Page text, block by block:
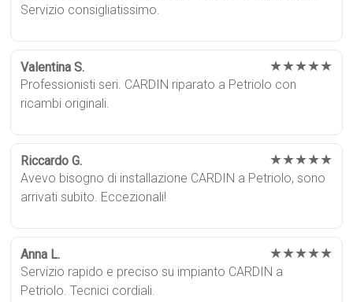
Servizio consigliatissimo.
Valentina S. ★★★★★
Professionisti seri. CARDIN riparato a Petriolo con
ricambi originali.
Riccardo G. ★★★★★
Avevo bisogno di installazione CARDIN a Petriolo, sono
arrivati subito. Eccezionali!
Anna L. ★★★★★
Servizio rapido e preciso su impianto CARDIN a
Petriolo. Tecnici cordiali.